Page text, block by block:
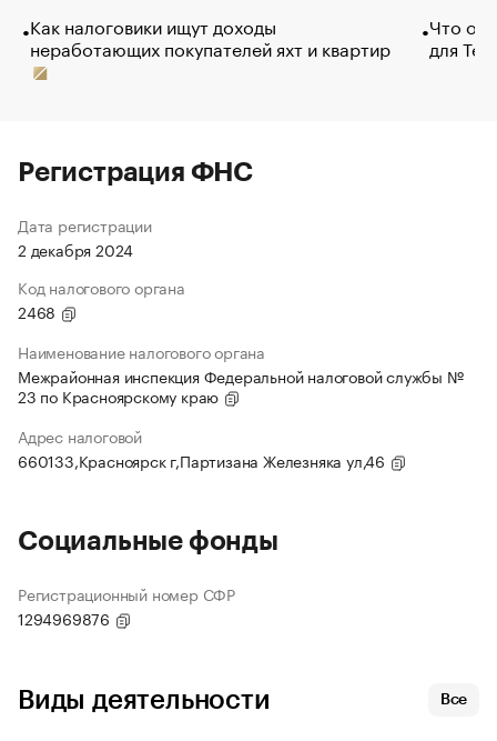
Как налоговики ищут доходы
неработающих покупателей яхт и квартир
Что
для
Регистрация ФНС
Дата регистрации
2 декабря 2024
Код налогового органа
2468
Наименование налогового органа
Межрайонная инспекция Федеральной налоговой службы №
23 по Красноярскому краю
Адрес налоговой
660133,Красноярск г,Партизана Железняка ул,46
Социальные фонды
Регистрационный номер СФР
1294969876
Виды деятельности Все